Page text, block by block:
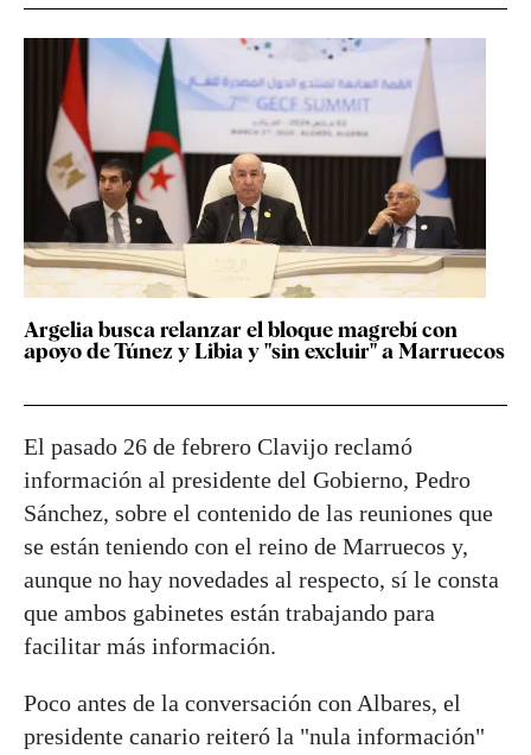
Argelia busca relanzar el bloque magrebí con
apoyo de Túnez y Libia y "sin excluir" a Marruecos
El pasado 26 de febrero Clavijo reclamó
información al presidente del Gobierno, Pedro
Sánchez, sobre el contenido de las reuniones que
se están teniendo con el reino de Marruecos y,
aunque no hay novedades al respecto, sí le consta
que ambos gabinetes están trabajando para
facilitar más información.
Poco antes de la conversación con Albares, el
presidente canario reiteró la "nula información"